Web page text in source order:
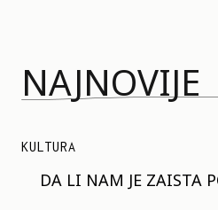
NAJNOVIJE
KULTURA
DA LI NAM JE ZAISTA